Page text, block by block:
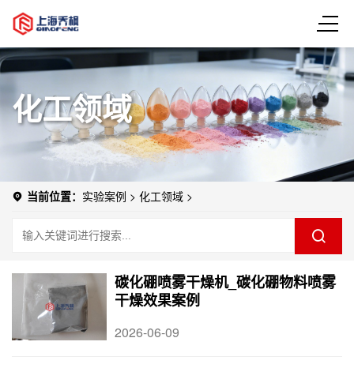
化工领域
当前位置： 实验案例 > 化工领域 >
碳化硼喷雾干燥机_碳化硼物料喷雾
干燥效果案例
2026-06-09